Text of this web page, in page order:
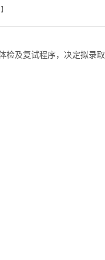
】
检及复试程序，决定拟录取